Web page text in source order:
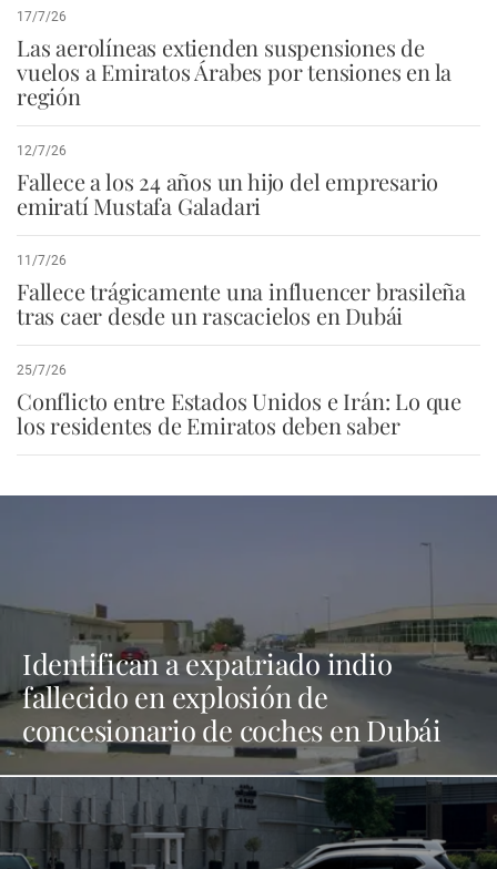
17/7/26
Las aerolíneas extienden suspensiones de
vuelos a Emiratos Árabes por tensiones en la
región
12/7/26
Fallece a los 24 años un hijo del empresario
emiratí Mustafa Galadari
11/7/26
Fallece trágicamente una influencer brasileña
tras caer desde un rascacielos en Dubái
25/7/26
Conflicto entre Estados Unidos e Irán: Lo que
los residentes de Emiratos deben saber
Identifican a expatriado indio
fallecido en explosión de
concesionario de coches en Dubái